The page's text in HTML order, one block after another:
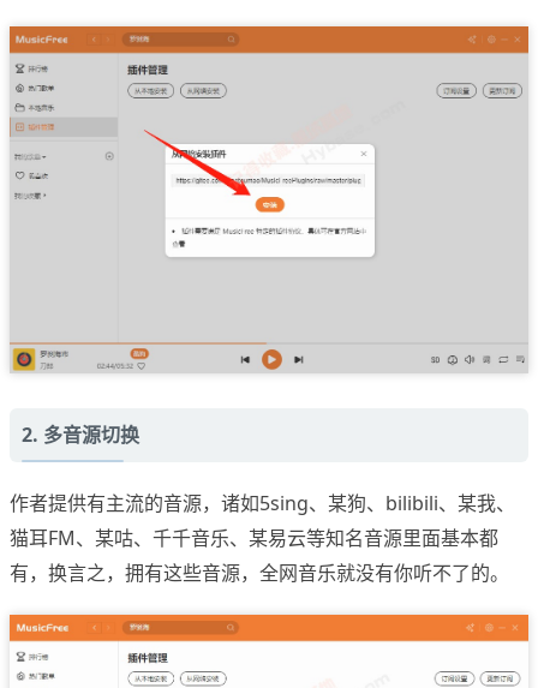
2. 多音源切换
作者提供有主流的音源，诸如5sing、某狗、bilibili、某我、
猫耳FM、某咕、千千音乐、某易云等知名音源里面基本都
有，换言之，拥有这些音源，全网音乐就没有你听不了的。